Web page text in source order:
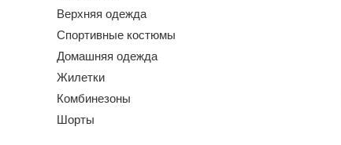
Верхняя одежда
Спортивные костюмы
Домашняя одежда
Жилетки
Комбинезоны
Шорты